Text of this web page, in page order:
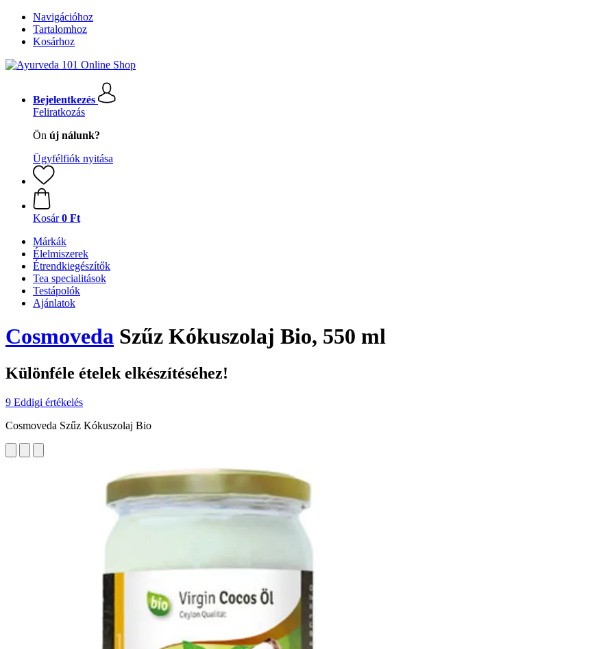
Navigációhoz
Tartalomhoz
Kosárhoz
Bejelentkezés
Feliratkozás
Ön új nálunk?
Ügyfélfiók nyitása
Kosár 0 Ft
Márkák
Élelmiszerek
Étrendkiegészítők
Tea specialitások
Testápolók
Ajánlatok
Cosmoveda Szűz Kókuszolaj Bio, 550 ml
Különféle ételek elkészítéséhez!
9 Eddigi értékelés
Cosmoveda Szűz Kókuszolaj Bio